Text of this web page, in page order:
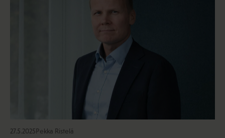
27.5.2025Pekka Ristelä